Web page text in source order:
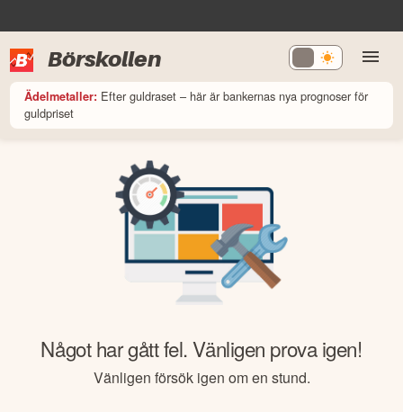
Börskollen
Ädelmetaller: Efter guldraset – här är bankernas nya prognoser för
guldpriset
Något har gått fel. Vänligen prova igen!
Vänligen försök igen om en stund.